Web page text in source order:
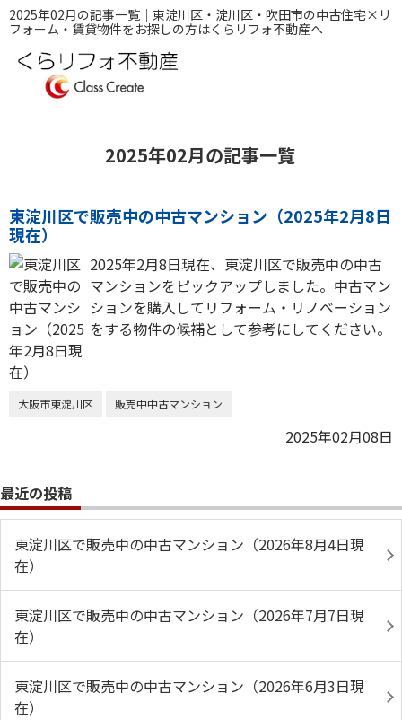
2025年02月の記事一覧｜東淀川区・淀川区・吹田市の中古住宅×リ
フォーム・賃貸物件をお探しの方はくらリフォ不動産へ
2025年02月の記事一覧
東淀川区で販売中の中古マンション（2025年2月8日
現在）
2025年2月8日現在、東淀川区で販売中の中古
マンションをピックアップしました。中古マン
ションを購入してリフォーム・リノベーション
をする物件の候補として参考にしてください。
大阪市東淀川区 販売中中古マンション
2025年02月08日
最近の投稿
東淀川区で販売中の中古マンション（2026年8月4日現
在）
東淀川区で販売中の中古マンション（2026年7月7日現
在）
東淀川区で販売中の中古マンション（2026年6月3日現
在）